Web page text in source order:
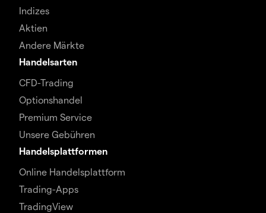
Indizes
Aktien
Andere Märkte
Handelsarten
CFD-Trading
Optionshandel
Premium Service
Unsere Gebühren
Handelsplattformen
Online Handelsplattform
Trading-Apps
TradingView